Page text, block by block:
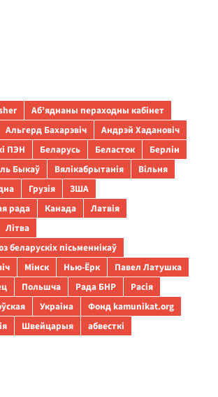
Аб’яднаны пераходны кабінет
Альгерд Бахарэвіч
Андрэй Хадановіч
ПЭН Беларусь Беласток
Берлін
Быкаў Вялікабрытанія
Вільня
Грузія
ЗША
рада
Канада
Латвія
Літва
беларускіх пісьменнікаў
Мінск Нью-Ёрк
Павел Латушка
Польшча Рада БНР
Расія
Украіна
Фонд kamunikat.org
Швейцарыя
абвесткі